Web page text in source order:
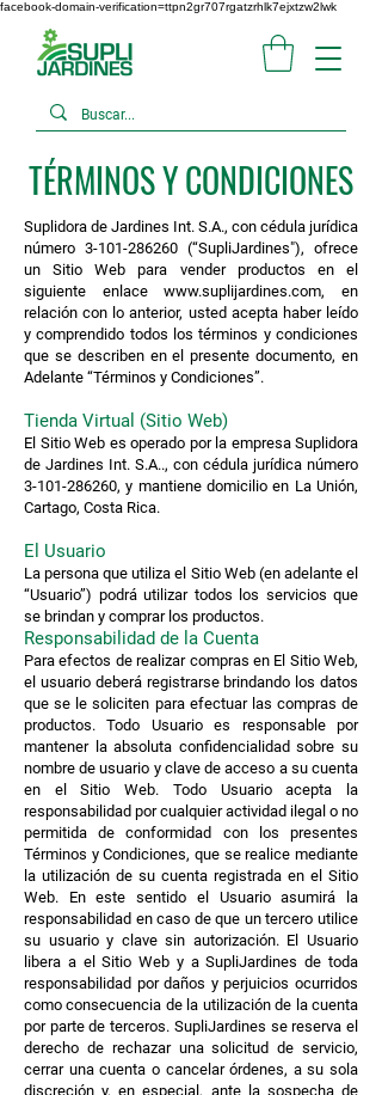
facebook-domain-verification=ttpn2gr707rgatzrhlk7ejxtzw2lwk
TÉRMINOS Y CONDICIONES
Suplidora de Jardines Int. S.A., con cédula jurídica
número 3-101-286260 (“SupliJardines"), ofrece
un Sitio Web para vender productos en el
siguiente enlacewww.suplijardines.com, en
relación con lo anterior, usted acepta haber leído
y comprendido todos los términos y condiciones
que se describen en el presente documento, en
Adelante “Términos y Condiciones”.
Tienda Virtual (Sitio Web)
El Sitio Web es operado por la empresa Suplidora
de Jardines Int. S.A.., con cédula jurídica número
3-101-286260, y mantiene domicilio en La Unión,
Cartago, Costa Rica.
El Usuario
La persona que utiliza el Sitio Web (en adelante el
“Usuario”) podrá utilizar todos los servicios que
se brindan y comprar los productos.
Responsabilidad de la Cuenta
Para efectos de realizar compras en El Sitio Web,
el usuario deberá registrarse brindando los datos
que se le soliciten para efectuar las compras de
productos. Todo Usuario es responsable por
mantener la absoluta confidencialidad sobre su
nombre de usuario y clave de acceso a su cuenta
en el Sitio Web. Todo Usuario acepta la
responsabilidad por cualquier actividad ilegal o no
permitida de conformidad con los presentes
Términos y Condiciones, que se realice mediante
la utilización de su cuenta registrada en el Sitio
Web. En este sentido el Usuario asumirá la
responsabilidad en caso de que un tercero utilice
su usuario y clave sin autorización. El Usuario
libera a el Sitio Web y a SupliJardines de toda
responsabilidad por daños y perjuicios ocurridos
como consecuencia de la utilización de la cuenta
por parte de terceros. SupliJardines se reserva el
derecho de rechazar una solicitud de servicio,
cerrar una cuenta o cancelar órdenes, a su sola
discreción y, en especial, ante la sospecha de